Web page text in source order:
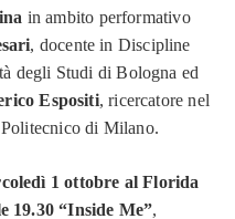
in ambito performativo
, docente in Discipline
degli Studi di Bologna ed
Espositi, ricercatore nel
Politecnico di Milano.
1 ottobre al Florida
19.30 “Inside Me”,